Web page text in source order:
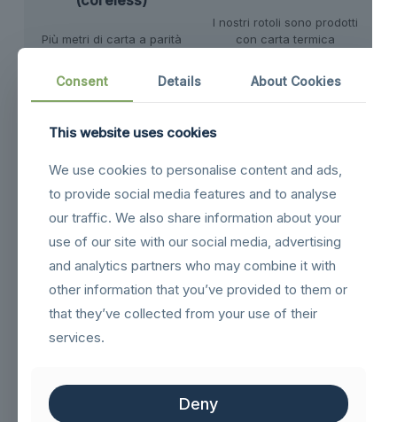
Più metri di carta a parità
sprechi e diminuisce la
frequenza di sostituzione
del rotolo nel POS.
I nostri rotoli sono prodotti
con carta termica
Bisfenoli.
Clicca qui per
approfondire
Carta proveniente da
corretta e responsabile
secondo rigorosi
standard ambientali,
sociali ed economici.
Scatolone esterno da 200
interne da 10 rotoli per
una gestione organizzata
delle scorte.
Tabella costi unitari in base alla quantità
Consent Details About Cookies
This website uses cookies
We use cookies to personalise content and ads,
to provide social media features and to analyse
our traffic. We also share information about your
use of our site with our social media, advertising
and analytics partners who may combine it with
other information that you’ve provided to them or
that they’ve collected from your use of their
services.
Deny